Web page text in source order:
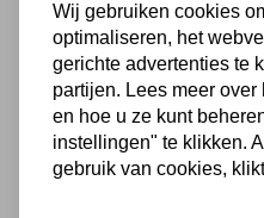
premium uitstraling
binnenruimte van de
achterin, met veel
comfortabele
redelijk met 402 liter,
Wij gebruiken cookies
optimaliseren, het
gerichte advertenties te
partijen. Lees meer
en hoe u ze kunt
instellingen" te klikken.
gebruik van cookies,